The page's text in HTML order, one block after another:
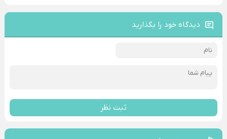
دیدگاه خود را بگذارید
ثبت نظر